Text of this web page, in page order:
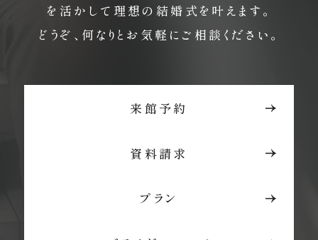
を活かして理想の結婚式を叶えます。
どうぞ、何なりとお気軽にご相談ください。
来館予約
資料請求
プラン